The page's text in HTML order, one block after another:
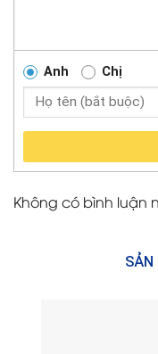
Anh Chị
Không có bình luận
SẢN